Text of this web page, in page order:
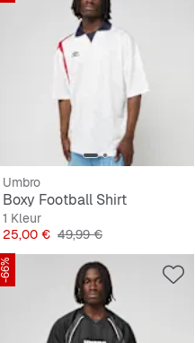
Umbro
Boxy Football Shirt
1 Kleur
Prijs
25,00 € Originele Prijs
49,99 €
-66%